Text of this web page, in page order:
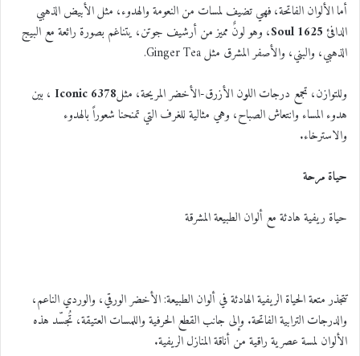
أما الألوان الفاتحة، فهي تضيف لمسات من النعومة والهدوء، مثل الأبيض الذهبي
الدافئ 1625 Soul
، وهو لونٌ مميز من أرشيف جوتن، يتناغم بصورة رائعة مع البيج
الذهبي، والبني، والأصفر المشرق مثل Ginger Tea.
وللتوازن، تجمع درجات اللون الأزرق-الأخضر المريحة، مثل6378 Iconic
، بين
هدوء المساء وانتعاش الصباح، وهي مثالية للغرف التي تمنحنا شعوراً بالهدوء
والاسترخاء.
حياة مرحة
حياة ريفية هادئة مع ألوان الطبيعة المشرقة
تتجذر متعة الحياة الريفية الهادئة في ألوان الطبيعة: الأخضر الورقي، والوردي الناعم،
والدرجات الترابية الفاتحة. وإلى جانب القطع الحرفية واللمسات العتيقة، تُجسّد هذه
الألوان لمسة عصرية راقية من أناقة المنازل الريفية.